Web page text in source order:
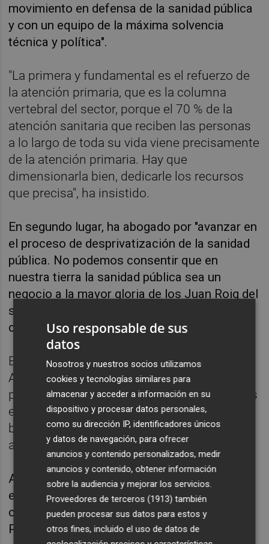
movimiento en defensa de la sanidad pública
y con un equipo de la máxima solvencia
técnica y política".
"La primera y fundamental es el refuerzo de
la atención primaria, que es la columna
vertebral del sector, porque el 70 % de la
atención sanitaria que reciben las personas
a lo largo de toda su vida viene precisamente
de la atención primaria. Hay que
dimensionarla bien, dedicarle los recursos
que precisa", ha insistido.
En segundo lugar, ha abogado por "avanzar en
el proceso de desprivatización de la sanidad
pública. No podemos consentir que en
nuestra tierra la sanidad pública sea un
negocio a la mayor gloria de los Juan Roig del
sector sanitario, hemos de mejorar las
condiciones del personal".
En este mismo sentido, la candidata a la
Alcaldía de València, Pilar Lima, ha abogado
por seguir promoviendo avances legislativos
en la materia, para la inclusión de la salud
bucodental en los servicios públicos o la
ampliación de la atención a la salud mental.
Ambos candidatos han participado en un
encuentro con profesionales sanitarios junto
con el portavoz de Podemos en el Congreso,
Pablo Echenique, y la diputada Rosa Medel.
Uso responsable de sus
datos
Nosotros y nuestros socios utilizamos
cookies y tecnologías similares para
almacenar y acceder a información en su
dispositivo y procesar datos personales,
como su dirección IP, identificadores únicos
y datos de navegación, para ofrecer
anuncios y contenido personalizados, medir
anuncios y contenido, obtener información
sobre la audiencia y mejorar los servicios.
Proveedores de terceros (1913) también
pueden procesar sus datos para estos y
otros fines, incluido el uso de datos de